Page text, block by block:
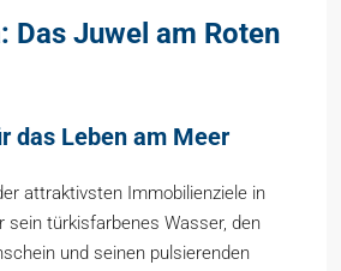
Das Juwel am Roten
das Leben am Meer
attraktivsten Immobilienziele in
sein türkisfarbenes Wasser, den
und seinen pulsierenden